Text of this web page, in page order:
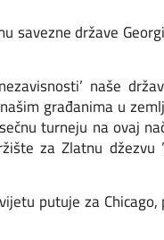
savezne države
naše
građanima u
turneju na ovaj
za Zlatnu džezvu
putuje za